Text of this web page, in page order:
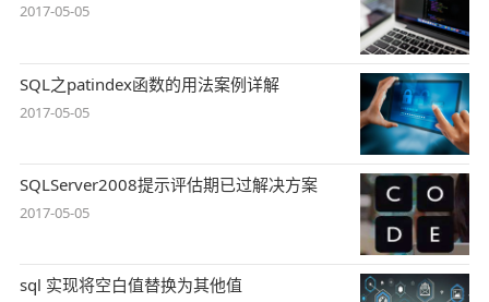
2017-05-05
SQL之patindex函数的用法案例详解
2017-05-05
SQLServer2008提示评估期已过解决方案
2017-05-05
sql 实现将空白值替换为其他值